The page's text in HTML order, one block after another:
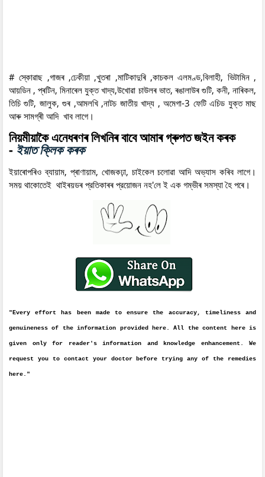
# স্কোৱাছ ,গাজৰ ,ঢেকীয়া ,খুতৰা ,মাটিকাদুৰি ,কাচকল এলমণ্ড,বিলাহী, ভিটামিন ,
আয়ডিন , প্ৰটিন, মিনাৰেল যুক্ত খাদ্য,উখোৱা চাউলৰ ভাত, ৰঙালাউৰ গুটি, কনী, নাৰিকল,
তিচি গুটি, জালুক, গুৰ ,আমলখি ,নাটচ জাতীয় খাদ্য , অমেগা-3 ফেটি এচিড যুক্ত মাছ
আৰু সামগ্ৰী আদি খাব লাগে।
নিয়মীয়াকৈ এনেধৰণৰ লিখনিৰ বাবে আমাৰ গ্ৰুপত জইন কৰক
- ইয়াত ক্লিক কৰক
ইয়াৰোপৰিও ব্যায়াম, প্ৰাণায়াম, খোজকঢ়া, চাইকেল চলোৱা আদি অভ্যাস কৰিব লাগে।
সময় থাকোতেই থাইৰয়ডৰ প্রতিকাৰৰ প্রয়োজন নহ'লে ই এক গম্ভীৰ সমস্যা হৈ পৰে।
"Every effort has been made to ensure the accuracy, timeliness and
genuineness of the information provided here. All the content here is
given only for reader's information and knowledge enhancement. We
request you to contact your doctor before trying any of the remedies
here."